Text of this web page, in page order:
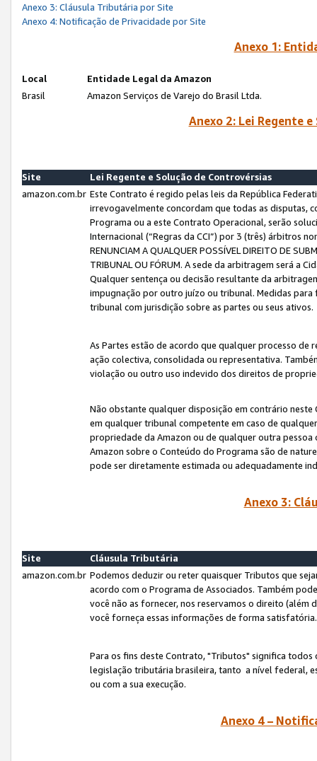
Anexo 3: Cláusula Tributária por Site
Anexo 4: Notificação de Privacidade por Site
Anexo 1:
Local
Entidade Legal da Amazon
Brasil
Amazon Serviços de Varejo do Brasil Ltda.
Anexo 2: Lei Regente
Site
Lei Regente e Solução de Controvérsias
amazon.com.br Este Contrato é regido pelas leis da República
irrevogavelmente concordam que todas as disputas,
Programa ou a este Contrato Operacional, serão
Internacional (“Regras da CCI”) por 3 (três) árbitros
RENUNCIAM A QUALQUER POSSÍVEL DIREITO DE
TRIBUNAL OU FÓRUM. A sede da arbitragem será a
Qualquer sentença ou decisão resultante da
impugnação por outro juízo ou tribunal. Medidas
tribunal com jurisdição sobre as partes ou seus ativos.
As Partes estão de acordo que qualquer processo
ação colectiva, consolidada ou representativa.
violação ou outro uso indevido dos direitos de
Não obstante qualquer disposição em contrário
em qualquer tribunal competente em caso de
propriedade da Amazon ou de qualquer outra
Amazon sobre o Conteúdo do Programa são de
pode ser diretamente estimada ou adequadamente
Anexo 3:
Site
Cláusula Tributária
amazon.com.br Podemos deduzir ou reter quaisquer Tributos que
acordo com o Programa de Associados. Também
você não as fornecer, nos reservamos o direito (além
você forneça essas informações de forma
Para os fins deste Contrato, "Tributos" significa
legislação tributária brasileira, tanto a nível federal,
ou com a sua execução.
Anexo 4 –